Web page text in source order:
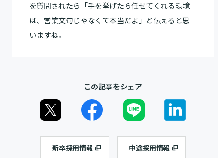
を質問されたら「手を挙げたら任せてくれる環境
は、営業文句じゃなくて本当だよ」と伝えると思
いますね。
この記事をシェア
新卒採用情報 中途採用情報